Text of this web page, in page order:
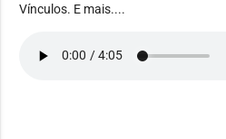
Vínculos. E mais....